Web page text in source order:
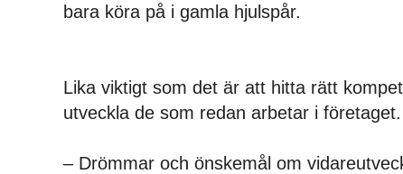
bara köra på i gamla hjulspår.
Lika viktigt som det är att hitta rätt
utveckla de som redan arbetar i företaget.
– Drömmar och önskemål om